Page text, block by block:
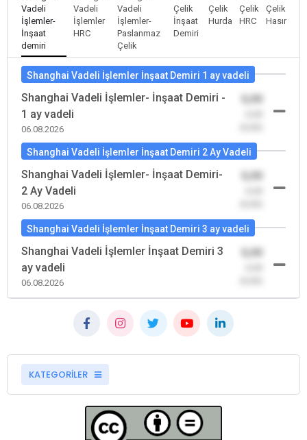
Vadeli
İşlemler-
İnşaat
demiri
Vadeli
İşlemler
HRC
Vadeli
İşlemler-
Paslanmaz
Çelik
Çelik
İnşaat
Demiri
Çelik
Hurda
Çelik
HRC
Çelik
Hasır
Shanghai Vadeli İşlemler İnşaat Demiri 1 ay vadeli
Shanghai Vadeli İşlemler- İnşaat Demiri -
1 ay vadeli
06.08.2026
Shanghai Vadeli İşlemler İnşaat Demiri 2 Ay Vadeli
Shanghai Vadeli İşlemler- İnşaat Demiri-
2 Ay Vadeli
06.08.2026
Shanghai Vadeli İşlemler İnşaat Demiri 3 ay vadeli
Shanghai Vadeli İşlemler İnşaat Demiri 3
ay vadeli
06.08.2026
KATEGORİLER